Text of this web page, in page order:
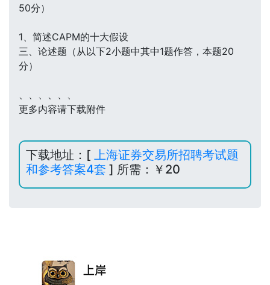
50分）
1、简述CAPM的十大假设
三、论述题（从以下2小题中其中1题作答，本题20
分）
、、、、、、
更多内容请下载附件
下载地址：[ 上海证券交易所招聘考试题
和参考答案4套 ] 所需：￥20